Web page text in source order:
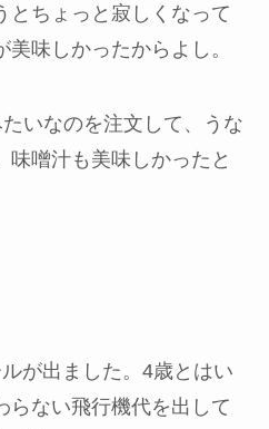
とちょっと寂しくなって
味しかったからよし。
いなのを注文して、うな
味噌汁も美味しかったと
が出ました。4歳とはい
らない飛行機代を出して